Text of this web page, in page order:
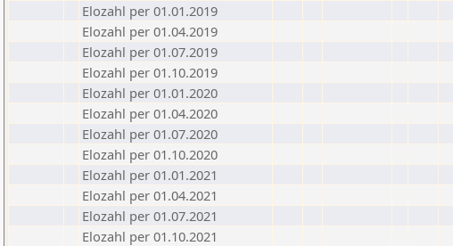
Elozahl per 01.01.2019
Elozahl per 01.04.2019
Elozahl per 01.07.2019
Elozahl per 01.10.2019
Elozahl per 01.01.2020
Elozahl per 01.04.2020
Elozahl per 01.07.2020
Elozahl per 01.10.2020
Elozahl per 01.01.2021
Elozahl per 01.04.2021
Elozahl per 01.07.2021
Elozahl per 01.10.2021